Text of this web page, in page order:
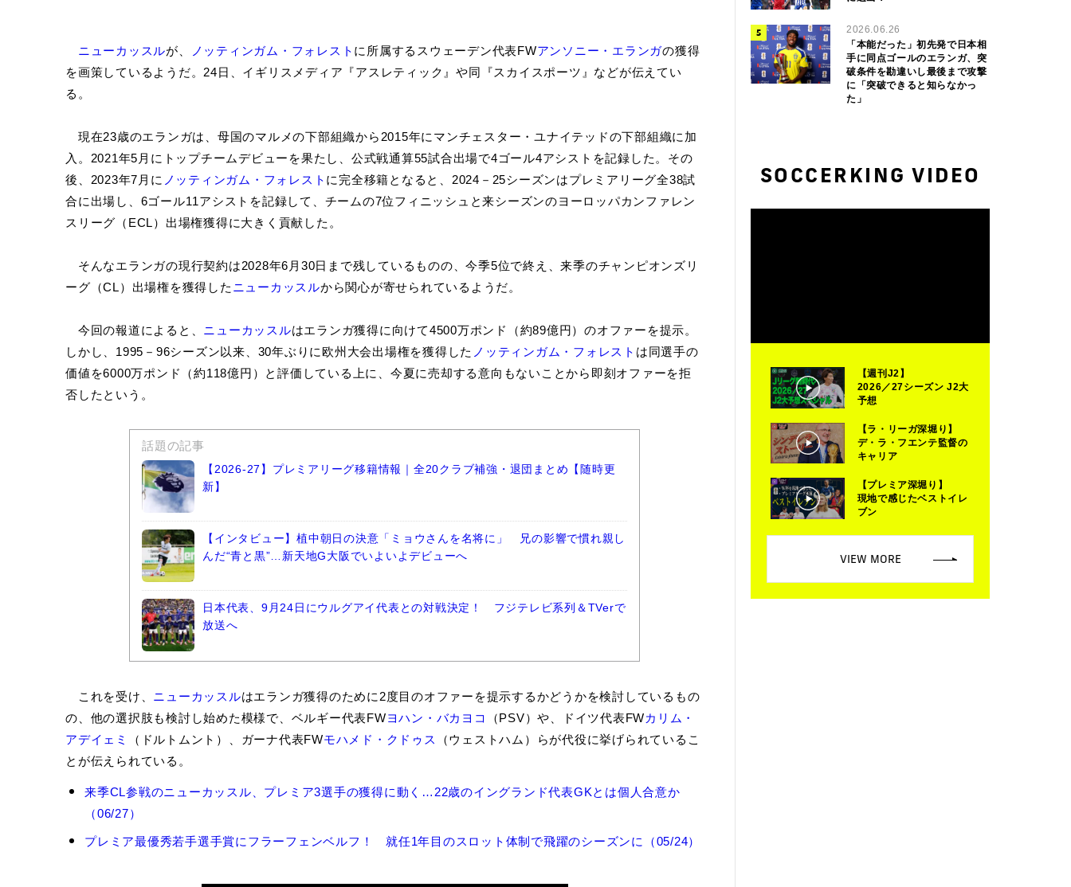
ニューカッスルが、 ノッティンガム・フォレスト に所属するスウェーデン代表FWアンソニー・エランガの獲得
を画策しているようだ。24日、イギリスメディア『アスレティック』や同『スカイスポーツ』などが伝えてい
る。
現在23歳のエランガは、母国のマルメの下部組織から2015年にマンチェスター・ユナイテッドの下部組織に加
入。2021年5月にトップチームデビューを果たし、公式戦通算55試合出場で4ゴール4アシストを記録した。その
後、2023年7月に ノッティンガム・フォレスト に完全移籍となると、2024－25シーズンはプレミアリーグ全38試
合に出場し、6ゴール11アシストを記録して、チームの7位フィニッシュと来シーズンのヨーロッパカンファレン
スリーグ（ECL）出場権獲得に大きく貢献した。
そんなエランガの現行契約は2028年6月30日まで残しているものの、今季5位で終え、来季のチャンピオンズリ
ーグ（CL）出場権を獲得した ニューカッスルから関心が寄せられているようだ。
今回の報道によると、 ニューカッスルはエランガ獲得に向けて4500万ポンド（約89億円）のオファーを提示。
しかし、1995－96シーズン以来、30年ぶりに欧州大会出場権を獲得した ノッティンガム・フォレスト は同選手の
価値を6000万ポンド（約118億円）と評価している上に、今夏に売却する意向もないことから即刻オファーを拒
否したという。
話題の記事
【2026-27】プレミアリーグ移籍情報｜全20クラブ補強・退団まとめ【随時更
新】
【インタビュー】植中朝日の決意「ミョウさんを名将に」 兄の影響で慣れ親し
んだ“青と黒”…新天地G大阪でいよいよデビューへ
日本代表、9月24日にウルグアイ代表との対戦決定！ フジテレビ系列＆TVerで
放送へ
これを受け、 ニューカッスルはエランガ獲得のために2度目のオファーを提示するかどうかを検討しているもの
の、他の選択肢も検討し始めた模様で、ベルギー代表FWヨハン・バカヨコ （PSV）や、ドイツ代表FWカリム・
アデイェミ
（ドルトムント）、ガーナ代表FWモハメド・クドゥス
（ウェストハム）らが代役に挙げられているこ
とが伝えられている。
ア
ニ
ー・
来季CL参戦のニューカッスル、プレミア3選手の獲得に動く…22歳のイングランド代表GKとは個人合意か
（06/27）
プレミア最優秀若手選手賞にフラーフェンベルフ！ 就任1年目のスロット体制で飛躍のシーズンに（05/24）
2026.06.26
「本能だった」初先発で日本相
手に同点ゴールのエランガ、突
破条件を勘違いし最後まで攻撃
に「突破できると知らなかっ
た」
SOCCERKING VIDEO
【週刊J2】
2026／27シーズン J2大
予想
【ラ・リーガ深堀り】
デ・ラ・フエンテ監督の
キャリア
【プレミア深堀り】
現地で感じたベストイレ
ブン
VIEW MORE